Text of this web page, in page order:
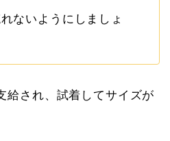
ないようにしましょ
給され、試着してサイズが